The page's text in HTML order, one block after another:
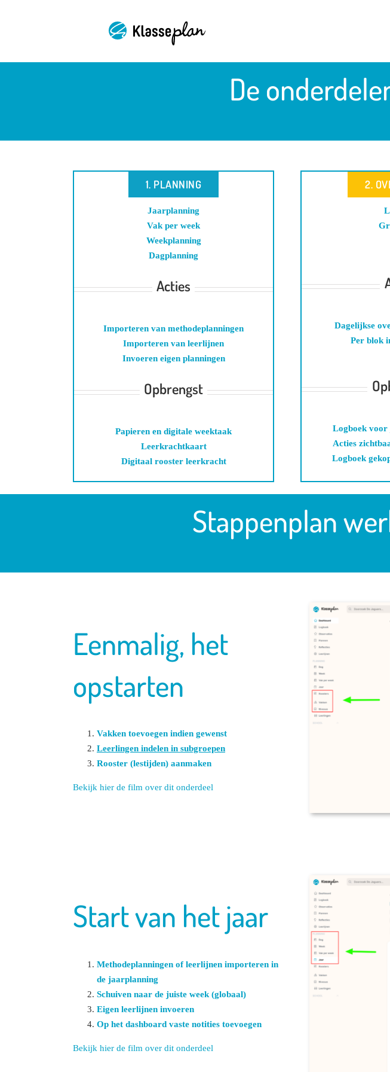
De
1. PLANNING
Jaarplanning
Vak per week
Weekplanning
Dagplanning
Acties
Importeren van methodeplanningen
Importeren van leerlijnen
Invoeren eigen planningen
Opbrengst
Papieren en digitale weektaak
Leerkrachtkaart
Digitaal rooster leerkracht
2.
Dagelijkse
Per blok
Logboek voor
Acties
Logboek
Stappenplan
Eenmalig, het
opstarten
Vakken toevoegen indien gewenst
Leerlingen indelen in subgroepen
Rooster (lestijden) aanmaken
Bekijk hier de film over dit onderdeel
Start van het jaar
Methodeplanningen of leerlijnen importeren in
de jaarplanning
Schuiven naar de juiste week (globaal)
Eigen leerlijnen invoeren
Op het dashboard vaste notities toevoegen
Bekijk hier de film over dit onderdeel